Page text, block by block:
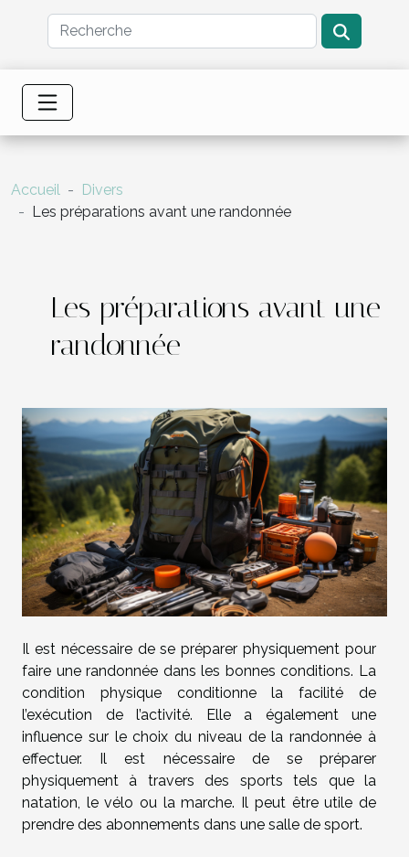
Accueil
Divers
Les préparations avant une randonnée
Les préparations avant une
randonnée
Il est nécessaire de se préparer physiquement pour
faire une randonnée dans les bonnes conditions. La
condition physique conditionne la facilité de
l’exécution de l’activité. Elle a également une
influence sur le choix du niveau de la randonnée à
effectuer. Il est nécessaire de se préparer
physiquement à travers des sports tels que la
natation, le vélo ou la marche. Il peut être utile de
prendre des abonnements dans une salle de sport.